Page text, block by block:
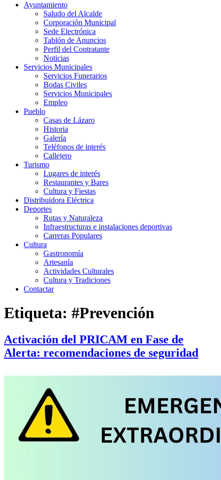
Ayuntamiento
Saludo del Alcalde
Corporación Municipal
Sede Electrónica
Tablón de Anuncios
Perfil del Contratante
Noticias
Servicios Municipales
Servicios Funerarios
Bodas Civiles
Servicios Municipales
Empleo
Pueblo
Casas de Lázaro
Historia
Galería
Teléfonos de interés
Callejero
Turismo
Lugares de interés
Restaurantes y Bares
Cultura y Fiestas
Distribuidora Eléctrica
Deportes
Rutas y Naturaleza
Infraestructuras e instalaciones deportivas
Carreras Populares
Cultura
Gastronomía
Artesanía
Actividades Culturales
Cultura y Tradiciones
Contactar
Etiqueta: #Prevención
Activación del PRICAM en Fase de
Alerta: recomendaciones de seguridad